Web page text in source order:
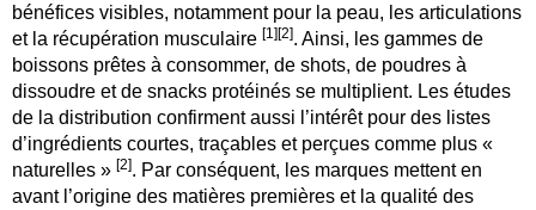
bénéfices visibles, notamment pour la peau, les articulations
et la récupération musculaire [1][2]. Ainsi, les gammes de
boissons prêtes à consommer, de shots, de poudres à
dissoudre et de snacks protéinés se multiplient. Les études
de la distribution confirment aussi l’intérêt pour des listes
d’ingrédients courtes, traçables et perçues comme plus «
naturelles » [2]. Par conséquent, les marques mettent en
avant l’origine des matières premières et la qualité des